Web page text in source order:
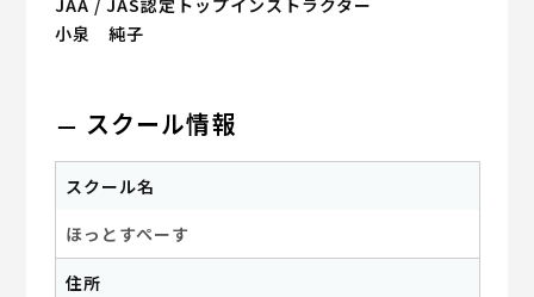
JAA / JAS認定トップインストラクター
小泉 純子
スクール情報
スクール名
ほっとすぺーす
住所